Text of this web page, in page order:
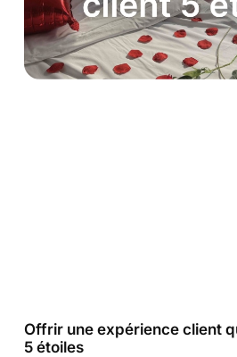
Offrir une expérience client
5 étoiles